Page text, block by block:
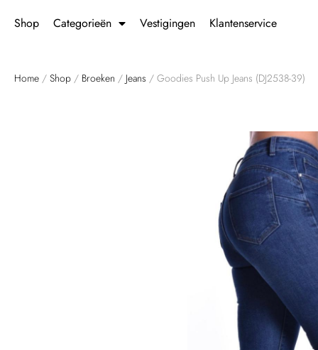
Shop Categorieën Vestigingen Klantenservice
Home / Shop / Broeken / Jeans / Goodies Push Up Jeans (DJ2538-39)